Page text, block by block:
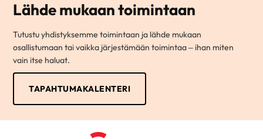
Lähde mukaan toimintaan
Tutustu yhdistyksemme toimintaan ja lähde mukaan
osallistumaan tai vaikka järjestämään toimintaa – ihan miten
vain itse haluat.
TAPAHTUMAKALENTERI